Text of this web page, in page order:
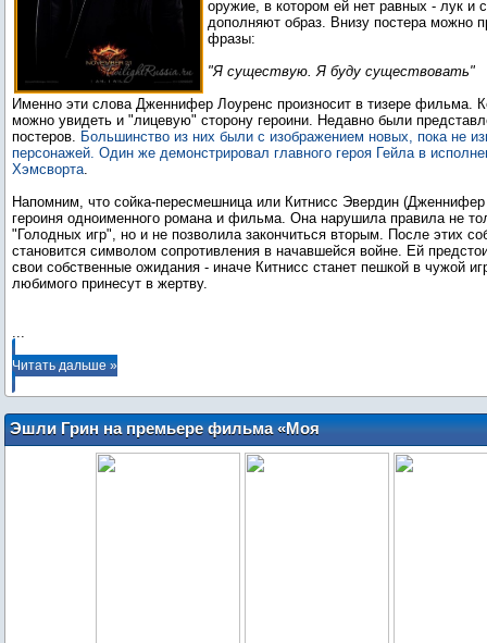
оружие, в котором ей нет равных - лук и
дополняют образ. Внизу постера можно
фразы:
"Я существую. Я буду существовать"
Именно эти слова Дженнифер Лоуренс произносит в тизере фильма.
можно увидеть и "лицевую" сторону героини. Недавно были
постеров. Большинство из них были с изображением новых, пока не
персонажей. Один же демонстрировал главного героя Гейла в
Хэмсворта.
Напомним, что сойка-пересмешница или Китнисс Эвердин (Дженнифер
героиня одноименного романа и фильма. Она нарушила правила не
"Голодных игр", но и не позволила закончиться вторым. После этих
становится символом сопротивления в начавшейся войне. Ей
свои собственные ожидания - иначе Китнисс станет пешкой в чужой
любимого принесут в жертву.
...
Читать дальше »
Эшли Грин на премьере фильма «Моя
девушка – зомби» (4 сентября)